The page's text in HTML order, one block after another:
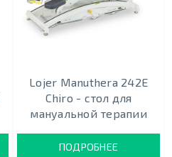
Lojer Manuthera 242Е
Chiro - cтол для
мануальной терапии
ПОДРОБНЕЕ